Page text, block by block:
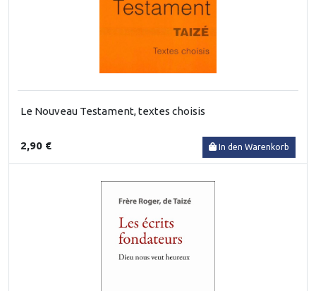
Le Nouveau Testament, textes choisis
2,90 € In den Warenkorb